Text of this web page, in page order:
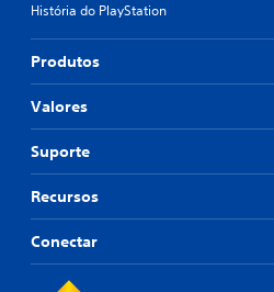
História do PlayStation
Produtos
Valores
Suporte
Recursos
Conectar